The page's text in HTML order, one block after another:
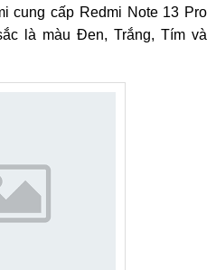
cung cấp Redmi Note 13 Pro
là màu Đen, Trắng, Tím và